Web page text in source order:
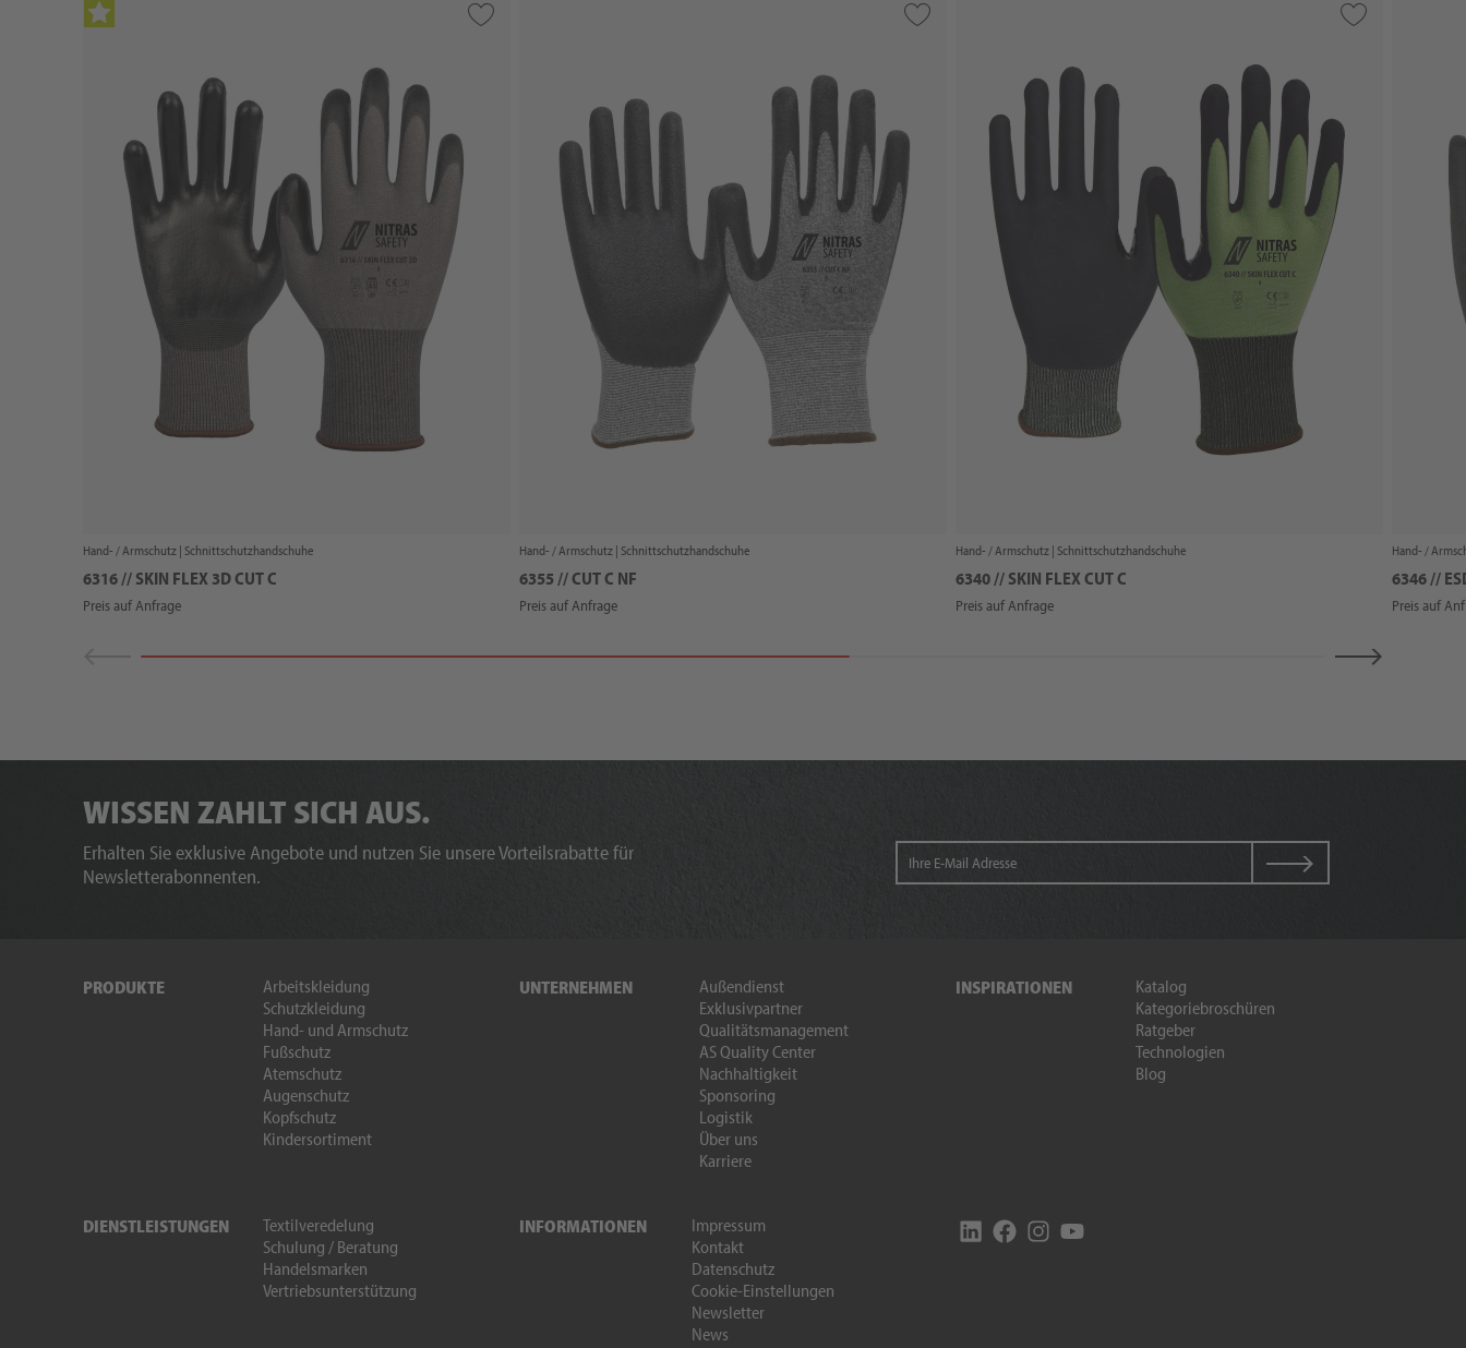
Hand- / Armschutz | Schnittschutzhandschuhe
6316 // SKIN FLEX 3D CUT C
Preis auf Anfrage
Hand- / Armschutz | Schnittschutzhandschuhe
6355 // CUT C NF
Preis auf Anfrage
Hand- / Armschutz | Schnittschutzhandschuhe
6340 // SKIN FLEX CUT C
Preis auf Anfrage
Hand- /
6346 //
Preis auf
WISSEN ZAHLT SICH AUS.
Erhalten Sie exklusive Angebote und nutzen Sie unsere Vorteilsrabatte für
Newsletterabonnenten.
PRODUKTE
Arbeitskleidung
Schutzkleidung
Hand- und Armschutz
Fußschutz
Atemschutz
Augenschutz
Kopfschutz
Kindersortiment
UNTERNEHMEN
Außendienst
Exklusivpartner
Qualitätsmanagement
AS Quality Center
Nachhaltigkeit
Sponsoring
Logistik
Über uns
Karriere
INSPIRATIONEN
Katalog
Kategoriebroschüren
Ratgeber
Technologien
Blog
DIENSTLEISTUNGEN
Textilveredelung
Schulung / Beratung
Handelsmarken
Vertriebsunterstützung
INFORMATIONEN
Impressum
Kontakt
Datenschutz
Cookie-Einstellungen
Newsletter
News